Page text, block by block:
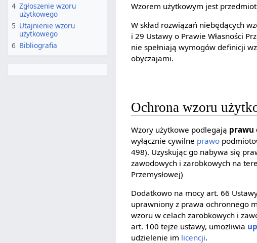
Wzorem użytkowym jest
W skład rozwiązań niebędących
i 29 Ustawy o Prawie Własności
nie spełniają wymogów definicji
obyczajami.
Ochrona wzoru
Wzory użytkowe podlegają prawu
wyłącznie cywilne prawo
498). Uzyskując go nabywa się
zawodowych i zarobkowych na
Przemysłowej)
Dodatkowo na mocy art. 66
uprawniony z prawa ochronnego
wzoru w celach zarobkowych i
art. 100 tejże ustawy, umożliwia
udzielenie im licencji.
4 Zgłoszenie wzoru
użytkowego
5 Utajnienie wzoru
użytkowego
6 Bibliografia